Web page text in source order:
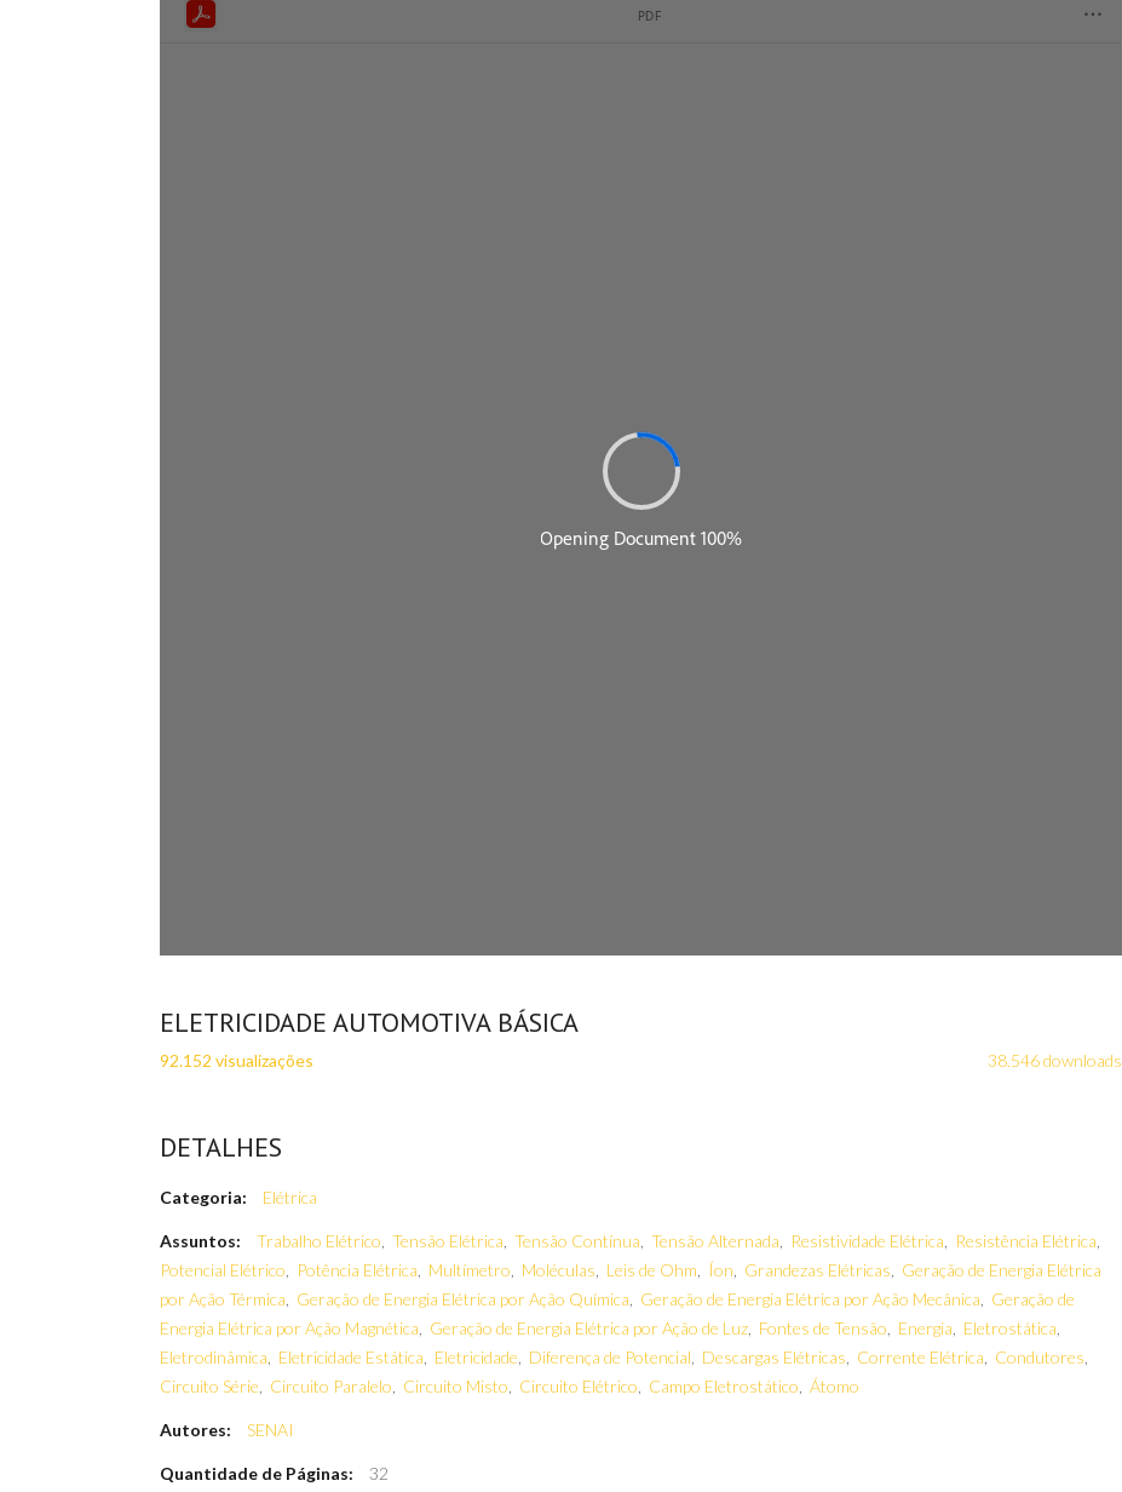
ELETRICIDADE AUTOMOTIVA BÁSICA
92.152 visualizações 38.546 downloads
DETALHES
Categoria: Elétrica
Assuntos: Trabalho Elétrico Tensão Elétrica Tensão Contínua Tensão Alternada Resistividade Elétrica Resistência Elétrica
Potencial Elétrico
Potência Elétrica Multímetro Moléculas Leis de Ohm Íon Grandezas Elétricas
Geração de Energia Elétrica
por Ação Térmica
Geração de Energia Elétrica por Ação Química Geração de Energia Elétrica por Ação Mecânica
Geração de
Energia Elétrica por Ação Magnética
Geração de Energia Elétrica por Ação de Luz Fontes de Tensão Energia Eletrostática
Eletrodinâmica
Eletricidade Estática Eletricidade Diferença de Potencial Descargas Elétricas Corrente Elétrica Condutores
Circuito Série
Circuito Paralelo Circuito Misto Circuito Elétrico Campo Eletrostático Átomo
Autores: SENAI
Quantidade de Páginas: 32